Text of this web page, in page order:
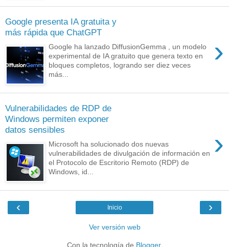
Google presenta IA gratuita y
más rápida que ChatGPT
›
Google ha lanzado DiffusionGemma , un modelo
experimental de IA gratuito que genera texto en
bloques completos, logrando ser diez veces
más...
Vulnerabilidades de RDP de
Windows permiten exponer
datos sensibles
›
Microsoft ha solucionado dos nuevas
vulnerabilidades de divulgación de información en
el Protocolo de Escritorio Remoto (RDP) de
Windows, id...
‹ ›
Inicio
Ver versión web
Con la tecnología de Blogger.